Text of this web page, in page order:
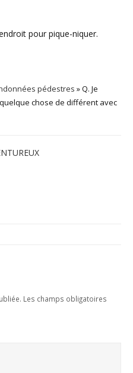
pour pique-niquer.
pédestres » Q. Je
chose de différent avec
Les champs obligatoires